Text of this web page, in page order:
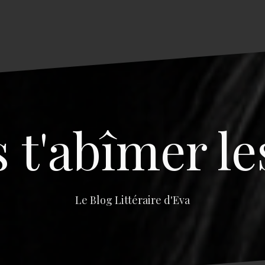
t'abîmer
Le Blog Littéraire d'Eva